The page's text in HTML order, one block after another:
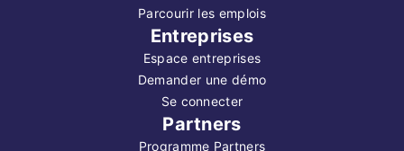
Parcourir les emplois
Entreprises
Espace entreprises
Demander une démo
Se connecter
Partners
Programme Partners